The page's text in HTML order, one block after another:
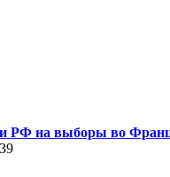
РФ на выборы во